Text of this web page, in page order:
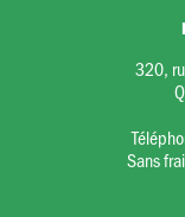
320,
Sans